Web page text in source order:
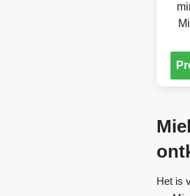
Het is